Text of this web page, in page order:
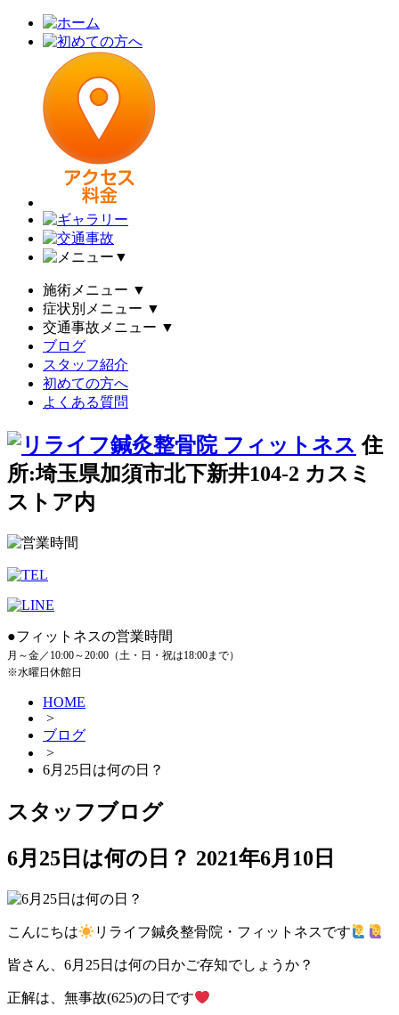
▼
施術メニュー ▼
症状別メニュー ▼
交通事故メニュー ▼
ブログ
スタッフ紹介
初めての方へ
よくある質問
住
所:埼玉県加須市北下新井104-2 カスミ
ストア内
●フィットネスの営業時間
月～金／10:00～20:00（土・日・祝は18:00まで）
※水曜日休館日
HOME
>
ブログ
>
6月25日は何の日？
スタッフブログ
6月25日は何の日？ 2021年6月10日
こんにちは リライフ鍼灸整骨院・フィットネスです
皆さん、6月25日は何の日かご存知でしょうか？
正解は、無事故(625)の日です